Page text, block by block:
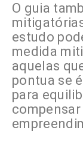
O guia
estudo
medida
aquelas
pontua se
para